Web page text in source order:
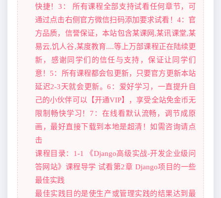
快捷！3： 所有课程全部支持试看任何章节，可
通过点击右侧官方微信扫码添加要求试看！4：官
方品质，信誉保证，本站包含某课网,某讯课堂,某
易云,饥人谷,某度教育....等上万部课程正在陆续更
新，感谢同学们的信任与支持，保证让同学们
意！5：所有课程都会包更新，只要官方更新本站
延迟2-3天就会更新。6：爱好学习，一直提升自
己的小伙伴可以【开通VIP】，享受全站免金币无
限制畅快学习！7：在线看默认流畅，调节成原
画，最好直接下载到本地是超清！如需咨询请点
击
课程目录：1-1 《Django高级实战-开发企业级问
答网站》课程导学 试看第2章 Django项目的一些
最佳实践
最佳实践目的是使生产或管理实践的结果达到最